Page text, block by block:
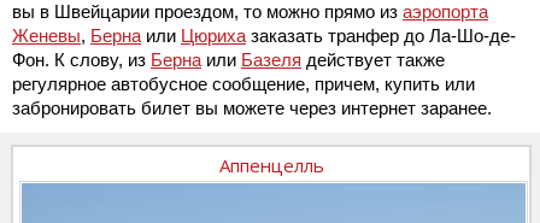
вы в Швейцарии проездом, то можно прямо из аэропорта
Женевы, Берна или Цюриха заказать транфер до Ла-Шо-де-
Фон. К слову, из Берна или Базеля действует также
регулярное автобусное сообщение, причем, купить или
забронировать билет вы можете через интернет заранее.
Аппенцелль